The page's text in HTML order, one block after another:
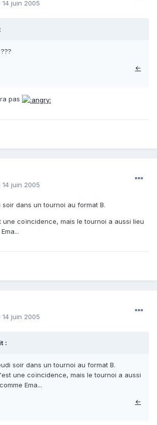
14 juin 2005
←
pas
14 juin 2005
dans un tournoi au format B.
une coïncidence, mais le tournoi a aussi lieu
14 juin 2005
:
soir dans un tournoi au format B.
une coïncidence, mais le tournoi a aussi
Ema...
←